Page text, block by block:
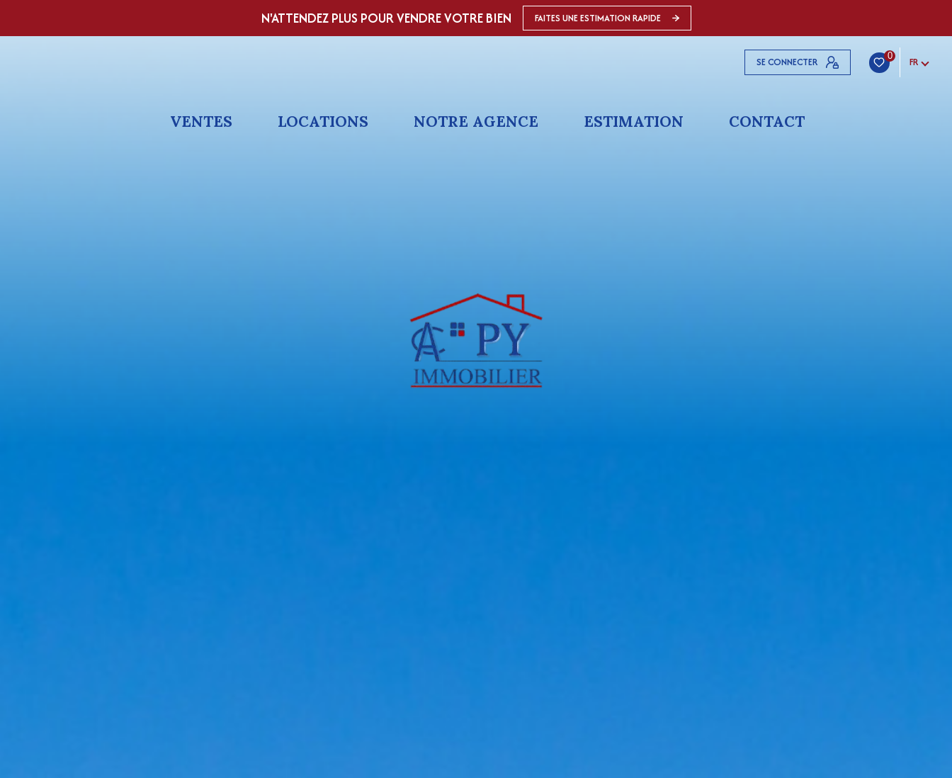
N'ATTENDEZ PLUS POUR VENDRE VOTRE BIEN FAITES UNE ESTIMATION RAPIDE
SE CONNECTER 0 FR
VENTES LOCATIONS NOTRE AGENCE ESTIMATION CONTACT